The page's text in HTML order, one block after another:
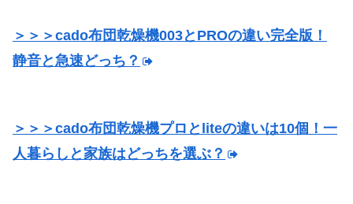
＞＞＞cado布団乾燥機003とPROの違い完全版！
静音と急速どっち？
＞＞＞cado布団乾燥機プロとliteの違いは10個！一
人暮らしと家族はどっちを選ぶ？